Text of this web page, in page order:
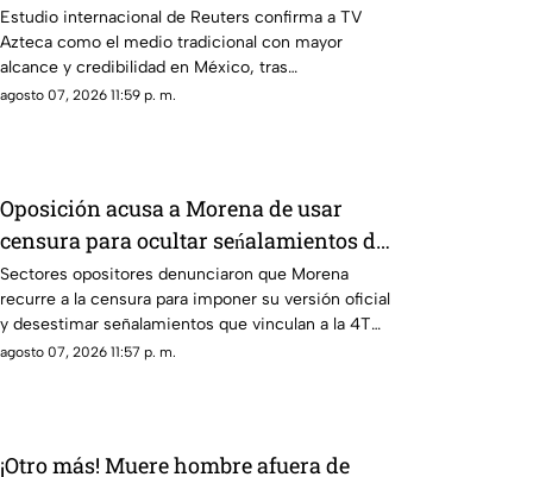
liderazgo de TV Azteca en alcance y
credibilidad
Estudio internacional de Reuters confirma a TV
Azteca como el medio tradicional con mayor
alcance y credibilidad en México, tras
inconsistencias en La Mañanera
agosto 07, 2026 11:59 p. m.
Oposición acusa a Morena de usar
censura para ocultar seńalamientos de
narcopolítica
Sectores opositores denunciaron que Morena
recurre a la censura para imponer su versión oficial
y desestimar señalamientos que vinculan a la 4T
con la narcopolítica.
agosto 07, 2026 11:57 p. m.
¡Otro más! Muere hombre afuera de